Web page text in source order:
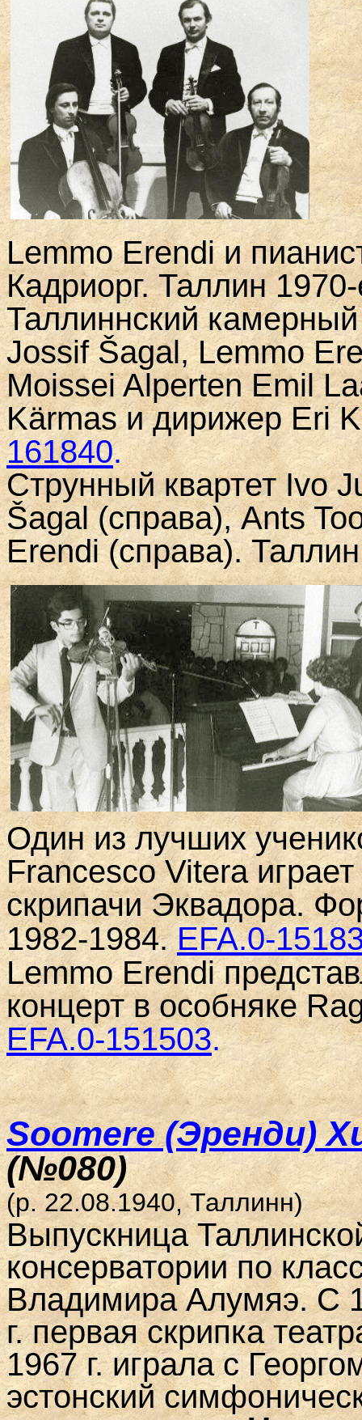
Lemmo Erendiи
Кадриорг. Таллин
Таллиннский
JossifŠagal,Lemmo
Moissei Alperten Emil
Kärmasи дирижерEri
161840.
Струнный квартетIvo
Šagal(справа),Ants
Erendi(справа).
Один из лучших
Francesco Viteraиграет
скрипачи Эквадора.
1982-1984.EFA.0-
Lemmo Erendi
концерт в особняке
EFA.0-151503.
Soomere (Эренди)
(№080)
(р. 22.08.1940, Таллинн)
Выпускница
консерватории по
Владимира Алумяэ. С
г. первая скрипка
1967 г. играла с
эстонский